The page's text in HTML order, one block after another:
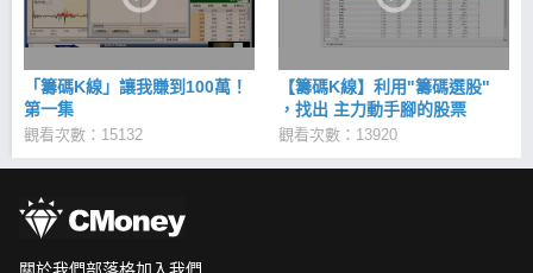
「籌碼K線」讓我賺到100萬！
第一集
觀看次數：15132
【籌碼K線】利用"籌碼選股"
，找出 主力動手腳的股票
觀看次數：13920
關於我們部落格加入我們